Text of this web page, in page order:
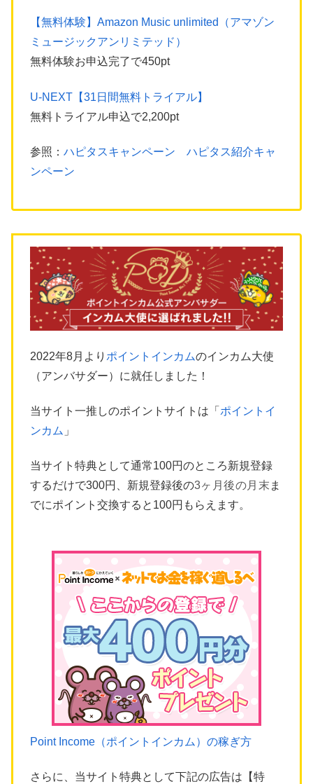
【無料体験】Amazon Music unlimited（アマゾン
ミュージックアンリミテッド）
無料体験お申込完了で450pt
U-NEXT【31日間無料トライアル】
無料トライアル申込で2,200pt
参照： ハピタスキャンペーン ハピタス紹介キャ
ンペーン
2022年8月より ポイントインカムのインカム大使
（アンバサダー）に就任しました！
当サイト一推しのポイントサイトは「 ポイントイ
ンカム 」
当サイト特典として通常100円のところ新規登録
するだけで300円、新規登録後の3ヶ月後の月末 ま
でにポイント交換すると100円もらえます。
Point Income（ポイントインカム）の稼ぎ方
さらに、当サイト特典として下記の広告は【特